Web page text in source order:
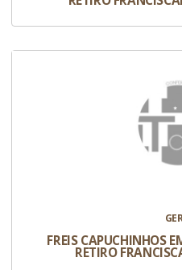
FREIS CAPUCHINHOS
RETIRO